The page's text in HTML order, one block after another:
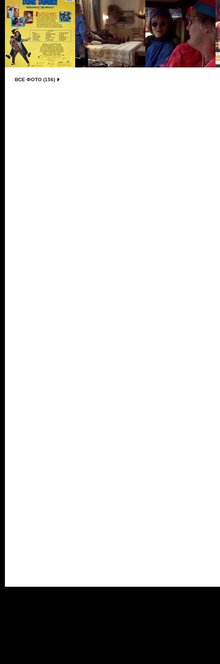
ВСЕ ФОТО (156)